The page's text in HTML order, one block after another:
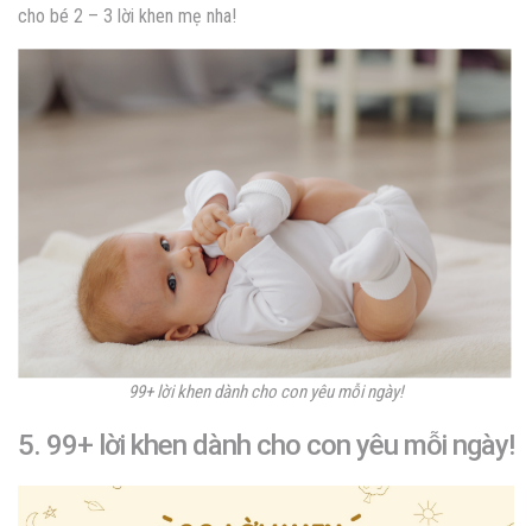
cho bé 2 – 3 lời khen mẹ nha!
99+ lời khen dành cho con yêu mỗi ngày!
5. 99+ lời khen dành cho con yêu mỗi ngày!